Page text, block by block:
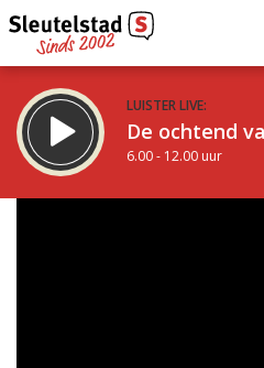
LUISTER LIVE:
De ochtend
6.00 - 12.00 uur